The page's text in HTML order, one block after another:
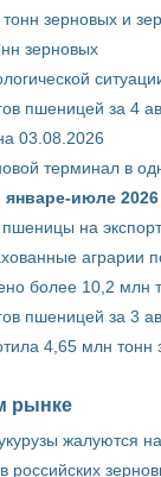
зерновых и
зерновых
пшеницей за 4
03.08.2026
терминал в
июле
пшеницы на
аграрии
более 10,2 млн
пшеницей за 3
4,65 млн тонн
рынке
жалуются
российских